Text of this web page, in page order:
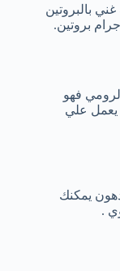
بالبروتين
فهو
يعمل علي
يمكنك
.